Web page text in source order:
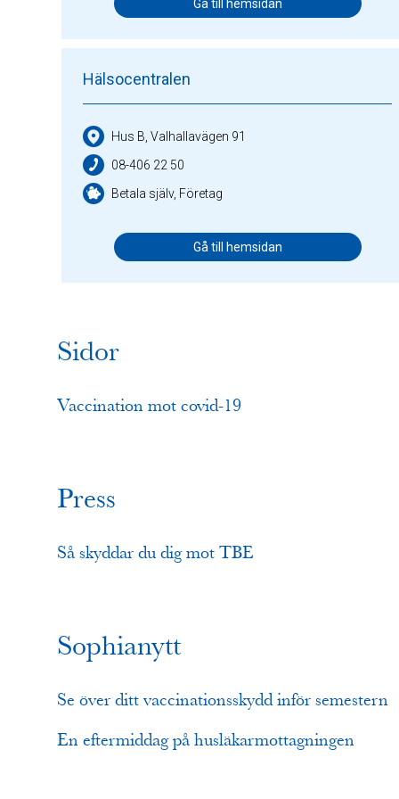
Gå till hemsidan
Hälsocentralen
Hus B, Valhallavägen 91
08-406 22 50
Betala själv, Företag
Gå till hemsidan
Sidor
Vaccination mot covid-19
Press
Så skyddar du dig mot TBE
Sophianytt
Se över ditt vaccinationsskydd inför semestern
En eftermiddag på husläkarmottagningen